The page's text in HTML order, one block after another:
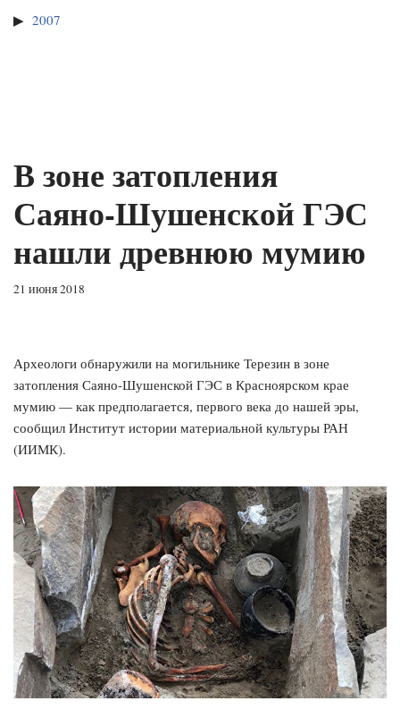
2007
В зоне затопления
Саяно-Шушенской ГЭС
нашли древнюю мумию
21 июня 2018
Археологи обнаружили на могильнике Терезин в зоне
затопления Саяно-Шушенской ГЭС в Красноярском крае
мумию — как предполагается, первого века до нашей эры,
сообщил Институт истории материальной культуры РАН
(ИИМК).